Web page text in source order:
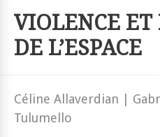
VIOLENCE ET
DE L’ESPACE
Céline Allaverdian |
Tulumello